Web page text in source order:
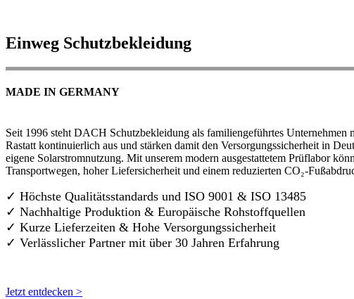
Einweg Schutzbekleidung
MADE IN GERMANY
Seit 1996 steht DACH Schutzbekleidung als familiengeführtes
Rastatt kontinuierlich aus und stärken damit den Versorgungssicherheit in
eigene Solarstromnutzung. Mit unserem modern ausgestattetem Prüflabor
Transportwegen, hoher Liefersicherheit und einem reduzierten CO₂-
✓ Höchste Qualitätsstandards und ISO 9001 & ISO 13485
✓ Nachhaltige Produktion & Europäische Rohstoffquellen
✓ Kurze Lieferzeiten & Hohe Versorgungssicherheit
✓ Verlässlicher Partner mit über 30 Jahren Erfahrung
Jetzt entdecken >